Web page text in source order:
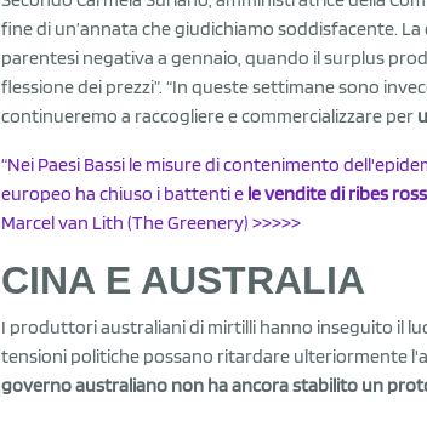
fine di un’annata che giudichiamo soddisfacente.
parentesi negativa a gennaio, quando il surplus
flessione dei prezzi”. “In queste settimane sono
continueremo a raccogliere e commercializzare per
“Nei Paesi Bassi le misure di contenimento
europeo ha chiuso i battenti e le vendite di ribes
Marcel van Lith (The Greenery) >>>>>
CINA E AUSTRALIA
I produttori australiani di mirtilli hanno inseguito il
tensioni politiche possano ritardare ulteriormente
governo australiano non ha ancora stabilito un